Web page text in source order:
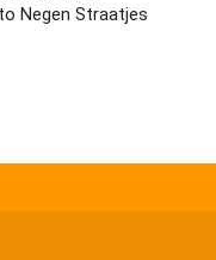
Negen Straatjes